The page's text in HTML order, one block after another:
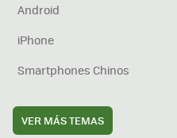
Android
iPhone
Smartphones Chinos
VER MÁS TEMAS